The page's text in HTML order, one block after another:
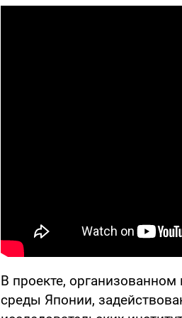
В проекте,
среды Японии,